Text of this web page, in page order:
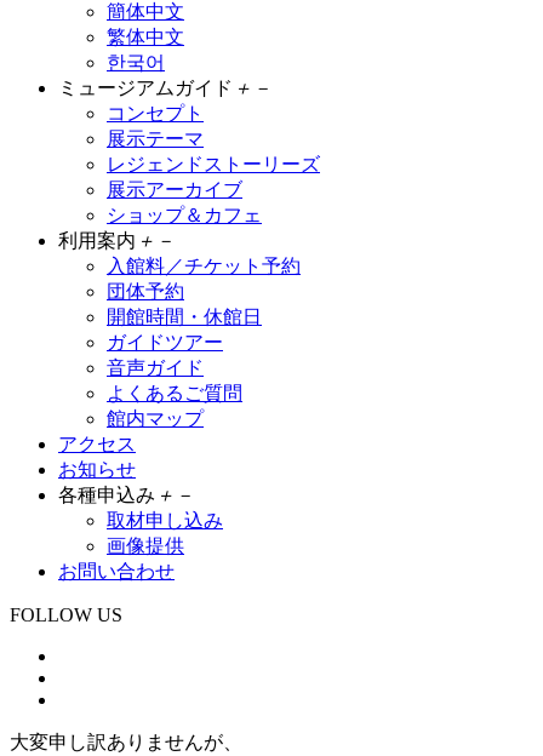
簡体中文
繁体中文
한국어
ミュージアムガイド ＋ －
コンセプト
展示テーマ
レジェンドストーリーズ
展示アーカイブ
ショップ＆カフェ
利用案内 ＋ －
入館料／チケット予約
団体予約
開館時間・休館日
ガイドツアー
音声ガイド
よくあるご質問
館内マップ
アクセス
お知らせ
各種申込み ＋ －
取材申し込み
画像提供
お問い合わせ
FOLLOW US
大変申し訳ありませんが、